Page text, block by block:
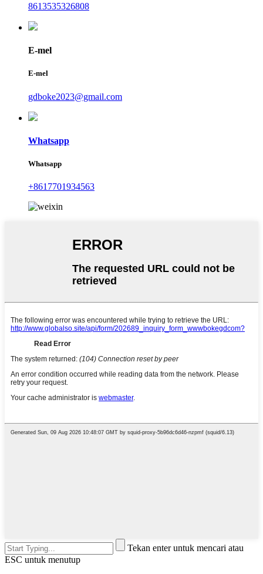
8613535326808
E-mel
E-mel
gdboke2023@gmail.com
Whatsapp
Whatsapp
+8617701934563
Tekan enter untuk mencari atau
ESC untuk menutup